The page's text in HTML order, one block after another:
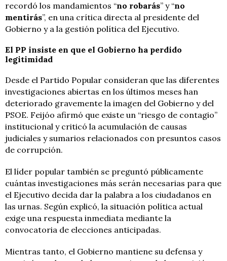
recordó los mandamientos “no robarás” y “no
mentirás”, en una crítica directa al presidente del
Gobierno y a la gestión política del Ejecutivo.
El PP insiste en que el Gobierno ha perdido
legitimidad
Desde el Partido Popular consideran que las diferentes
investigaciones abiertas en los últimos meses han
deteriorado gravemente la imagen del Gobierno y del
PSOE. Feijóo afirmó que existe un “riesgo de contagio”
institucional y criticó la acumulación de causas
judiciales y sumarios relacionados con presuntos casos
de corrupción.
El líder popular también se preguntó públicamente
cuántas investigaciones más serán necesarias para que
el Ejecutivo decida dar la palabra a los ciudadanos en
las urnas. Según explicó, la situación política actual
exige una respuesta inmediata mediante la
convocatoria de elecciones anticipadas.
Mientras tanto, el Gobierno mantiene su defensa y